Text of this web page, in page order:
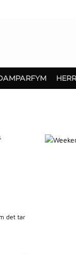
det tar